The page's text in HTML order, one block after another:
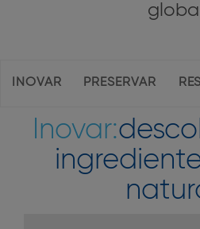
página
INOVAR PRESERVAR
Inovar: